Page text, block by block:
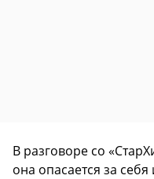
В разговоре со
она опасается за